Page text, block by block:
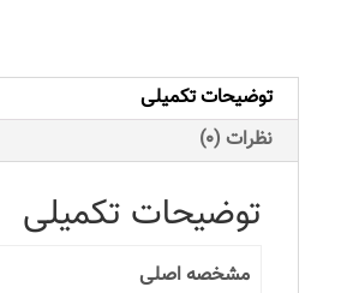
شماره
8.8
عدد
توضیحات تکمیلی
نظرات (0)
توضیحات تکمیلی
مشخصه اصلی